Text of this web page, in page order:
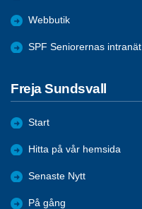
Webbutik
SPF Seniorernas intranät
Freja Sundsvall
Start
Hitta på vår hemsida
Senaste Nytt
På gång